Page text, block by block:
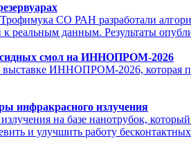
СО РАН разработали
реальным данным. Результаты
смол на ИННОПРОМ-2026
ИННОПРОМ-2026, которая
инфракрасного излучения
на базе нанотрубок,
и улучшить работу